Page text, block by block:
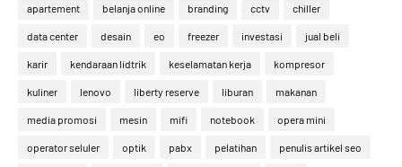
apartement belanja online branding cctv chiller
data center desain eo freezer investasi jual beli
karir kendaraan lidtrik keselamatan kerja kompresor
kuliner lenovo liberty reserve liburan makanan
media promosi mesin mifi notebook opera mini
operator seluler optik pabx pelatihan penulis artikel seo